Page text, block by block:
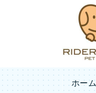
ホーム